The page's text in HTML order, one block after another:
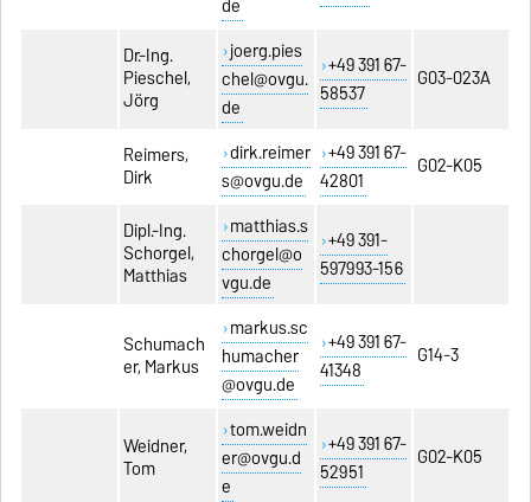
Dr.-Ing.
Pieschel,
Jörg
joerg.pies
chel@ovgu.
de
+49 391 67-
58537
G03-023A
Reimers,
Dirk
dirk.reimer
s@ovgu.de
+49 391 67-
42801
G02-K05
Dipl.-Ing.
Schorgel,
Matthias
matthias.s
chorgel@o
vgu.de
+49 391-
597993-156
Schumach
er, Markus
markus.sc
humacher
@ovgu.de
+49 391 67-
41348
G14-3
Weidner,
Tom
tom.weidn
er@ovgu.d
e
+49 391 67-
52951
G02-K05